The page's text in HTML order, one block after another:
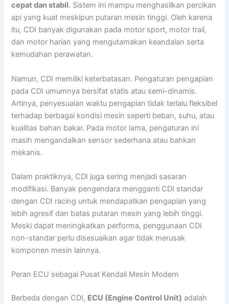
cepat dan stabil. Sistem ini mampu menghasilkan percikan
api yang kuat meskipun putaran mesin tinggi. Oleh karena
itu, CDI banyak digunakan pada motor sport, motor trail,
dan motor harian yang mengutamakan keandalan serta
kemudahan perawatan.
Namun, CDI memiliki keterbatasan. Pengaturan pengapian
pada CDI umumnya bersifat statis atau semi-dinamis.
Artinya, penyesuaian waktu pengapian tidak terlalu fleksibel
terhadap berbagai kondisi mesin seperti beban, suhu, atau
kualitas bahan bakar. Pada motor lama, pengaturan ini
masih mengandalkan sensor sederhana atau bahkan
mekanis.
Dalam praktiknya, CDI juga sering menjadi sasaran
modifikasi. Banyak pengendara mengganti CDI standar
dengan CDI racing untuk mendapatkan pengapian yang
lebih agresif dan batas putaran mesin yang lebih tinggi.
Meski dapat meningkatkan performa, penggunaan CDI
non-standar perlu disesuaikan agar tidak merusak
komponen mesin lainnya.
Peran ECU sebagai Pusat Kendali Mesin Modern
Berbeda dengan CDI, ECU (Engine Control Unit) adalah